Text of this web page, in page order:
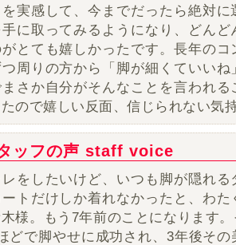
実感して、今までだったら絶対
に取ってみるようになり、どん
とても嬉しかったです。 長年のコ
周りの方から「脚が細くていい
まさか自分がそんなことを言われ
ので嬉しい反面、信じられない気
ッフの声 staff voice
をしたいけど、いつも脚が隠れ
ートだけしか着れなかったと、わ
様。もう7年前のことになります
どで脚やせに成功され、3年後そ